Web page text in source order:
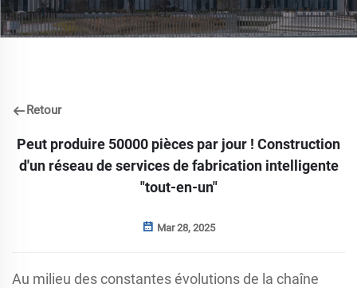
Retour
Peut produire 50000 pièces par jour ! Construction
d'un réseau de services de fabrication intelligente
"tout-en-un"
Mar 28, 2025
Au milieu des constantes évolutions de la chaîne